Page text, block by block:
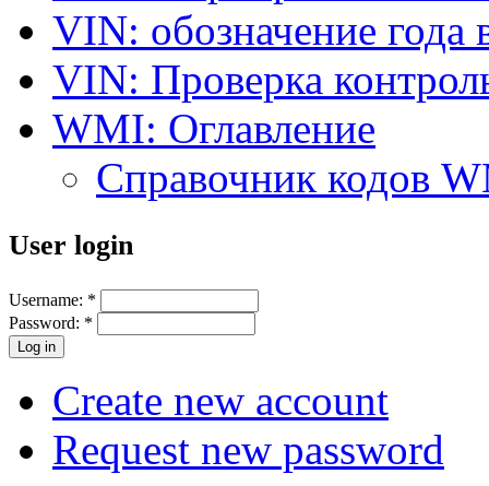
VIN: обозначение года
VIN: Проверка
WMI: Оглавление
Справочник кодов
User login
Username: *
Password: *
Create new account
Request new password